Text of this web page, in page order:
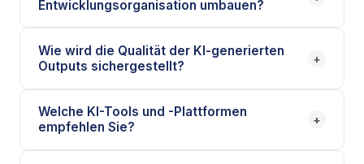
Entwicklungsorganisation umbauen?
Wie wird die Qualität der KI-generierten
Outputs sichergestellt?
+
Welche KI-Tools und -Plattformen
empfehlen Sie?
+